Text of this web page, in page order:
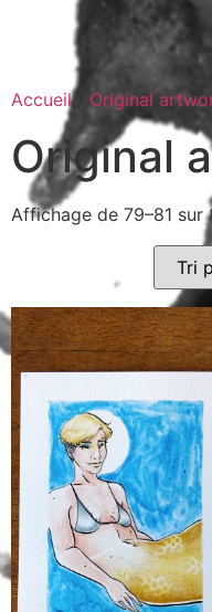
Accueil/ Original
Original
Affichage de 79–81 sur